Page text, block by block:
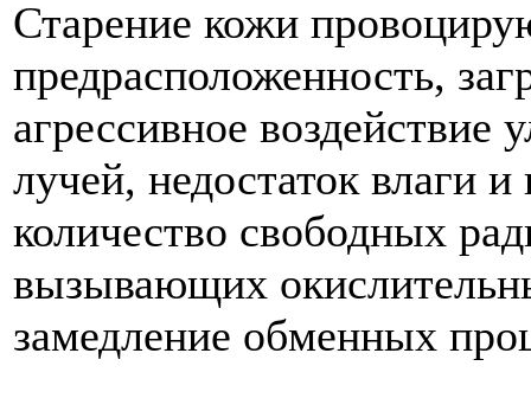
Старение кожи
предрасположенность,
агрессивное воздействие
лучей, недостаток влаги
количество свободных
вызывающих
замедление обменных